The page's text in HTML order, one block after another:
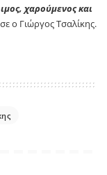
χαρούμενος και
ο Γιώργος Τσαλίκης.